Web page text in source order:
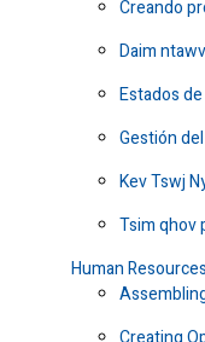
Creando
Daim
Estados
Gestión
Kev Tswj
Tsim qhov
Human Resources